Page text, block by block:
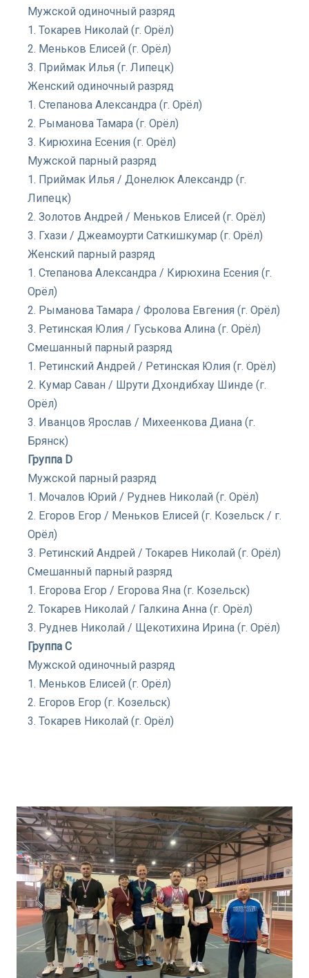
Мужской одиночный разряд
1. Токарев Николай (г. Орёл)
2. Меньков Елисей (г. Орёл)
3. Приймак Илья (г. Липецк)
Женский одиночный разряд
1. Степанова Александра (г. Орёл)
2. Рыманова Тамара (г. Орёл)
3. Кирюхина Есения (г. Орёл)
Мужской парный разряд
1. Приймак Илья / Донелюк Александр (г.
Липецк)
2. Золотов Андрей / Меньков Елисей (г. Орёл)
3. Гхази / Джеамоурти Саткишкумар (г. Орёл)
Женский парный разряд
1. Степанова Александра / Кирюхина Есения (г.
Орёл)
2. Рыманова Тамара / Фролова Евгения (г. Орёл)
3. Ретинская Юлия / Гуськова Алина (г. Орёл)
Смешанный парный разряд
1. Ретинский Андрей / Ретинская Юлия (г. Орёл)
2. Кумар Саван / Шрути Дхондибхау Шинде (г.
Орёл)
3. Иванцов Ярослав / Михеенкова Диана (г.
Брянск)
Группа D
Мужской парный разряд
1. Мочалов Юрий / Руднев Николай (г. Орёл)
2. Егоров Егор / Меньков Елисей (г. Козельск / г.
Орёл)
3. Ретинский Андрей / Токарев Николай (г. Орёл)
Смешанный парный разряд
1. Егорова Егор / Егорова Яна (г. Козельск)
2. Токарев Николай / Галкина Анна (г. Орёл)
3. Руднев Николай / Щекотихина Ирина (г. Орёл)
Группа С
Мужской одиночный разряд
1. Меньков Елисей (г. Орёл)
2. Егоров Егор (г. Козельск)
3. Токарев Николай (г. Орёл)